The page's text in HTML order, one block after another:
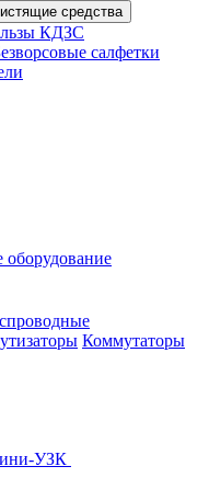
средства
КДЗС
салфетки
оборудование
Коммутаторы
УЗК